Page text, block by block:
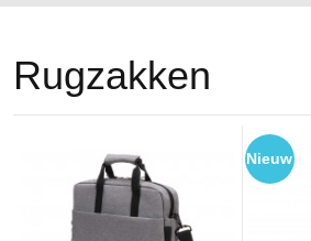
Rugzakken
Nieuw